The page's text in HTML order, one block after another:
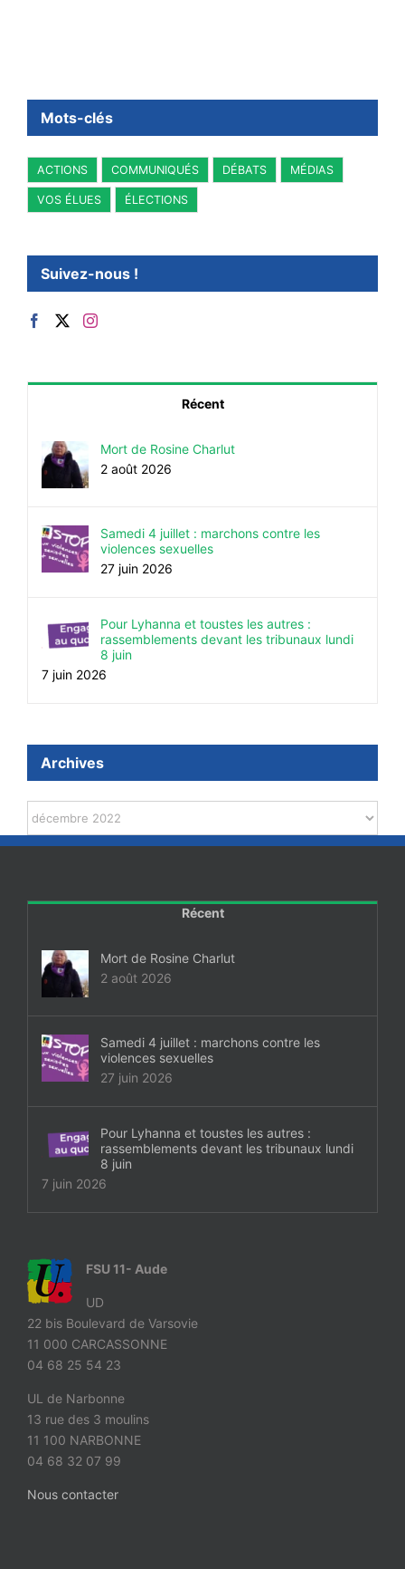
Mots-clés
ACTIONS COMMUNIQUÉS DÉBATS MÉDIAS
VOS ÉLUES ÉLECTIONS
Suivez-nous !
Récent
Mort de Rosine Charlut
2 août 2026
Samedi 4 juillet : marchons contre les
violences sexuelles
27 juin 2026
Pour Lyhanna et toustes les autres :
rassemblements devant les tribunaux lundi
8 juin
7 juin 2026
Archives
Archives
Récent
Mort de Rosine Charlut
2 août 2026
Samedi 4 juillet : marchons contre les
violences sexuelles
27 juin 2026
Pour Lyhanna et toustes les autres :
rassemblements devant les tribunaux lundi
8 juin
7 juin 2026
FSU 11- Aude
UD
22 bis Boulevard de Varsovie
11 000 CARCASSONNE
04 68 25 54 23
UL de Narbonne
13 rue des 3 moulins
11 100 NARBONNE
04 68 32 07 99
Nous contacter